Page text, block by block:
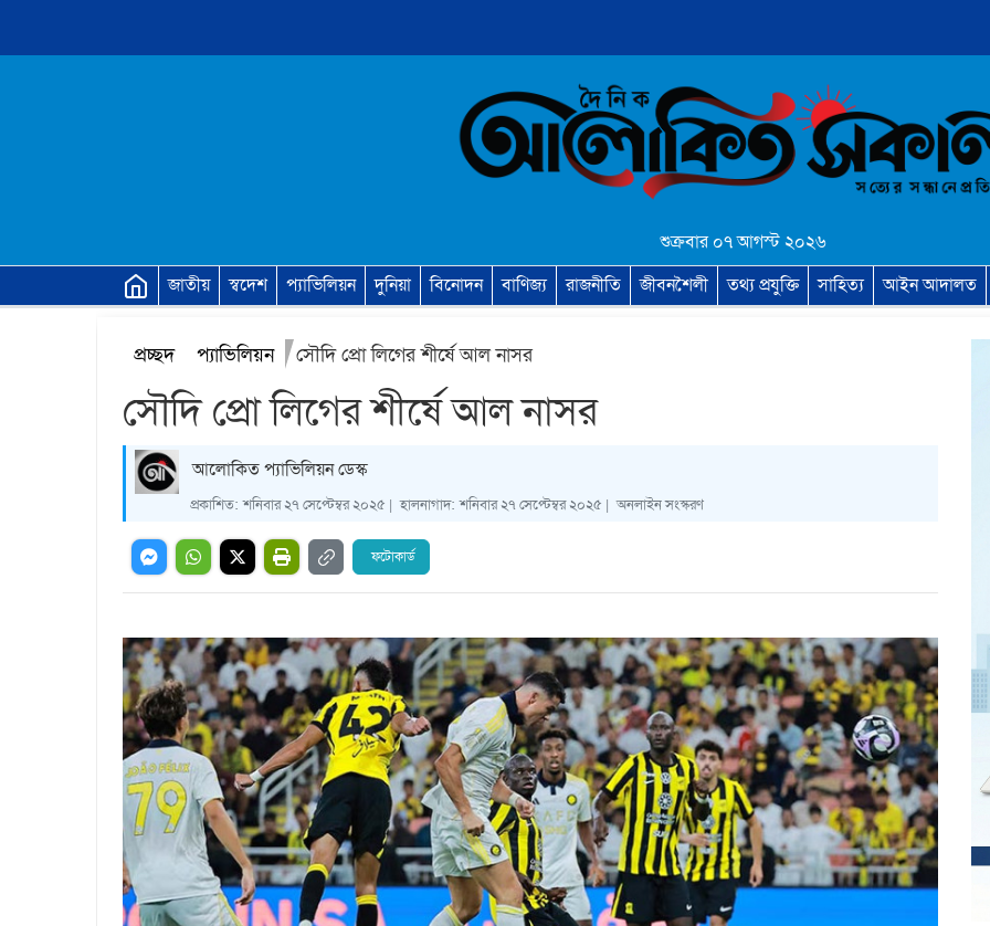
শুক্রবার ০৭ আগস্ট ২০২৬
জাতীয়
স্বদেশ প্যাভিলিয়ন দুনিয়া বিনোদন বাণিজ্য রাজনীতি জীবনশৈলী তথ্য প্রযুক্তি সাহিত্য আইন আদালত
প্রচ্ছদ প্যাভিলিয়ন সৌদি প্রো লিগের শীর্ষে আল নাসর
সৌদি প্রো লিগের শীর্ষে আল নাসর
আলোকিত প্যাভিলিয়ন ডেস্ক
প্রকাশিত: শনিবার ২৭ সেপ্টেম্বর ২০২৫ | হালনাগাদ: শনিবার ২৭ সেপ্টেম্বর ২০২৫ | অনলাইন সংস্করণ
ফটোকার্ড